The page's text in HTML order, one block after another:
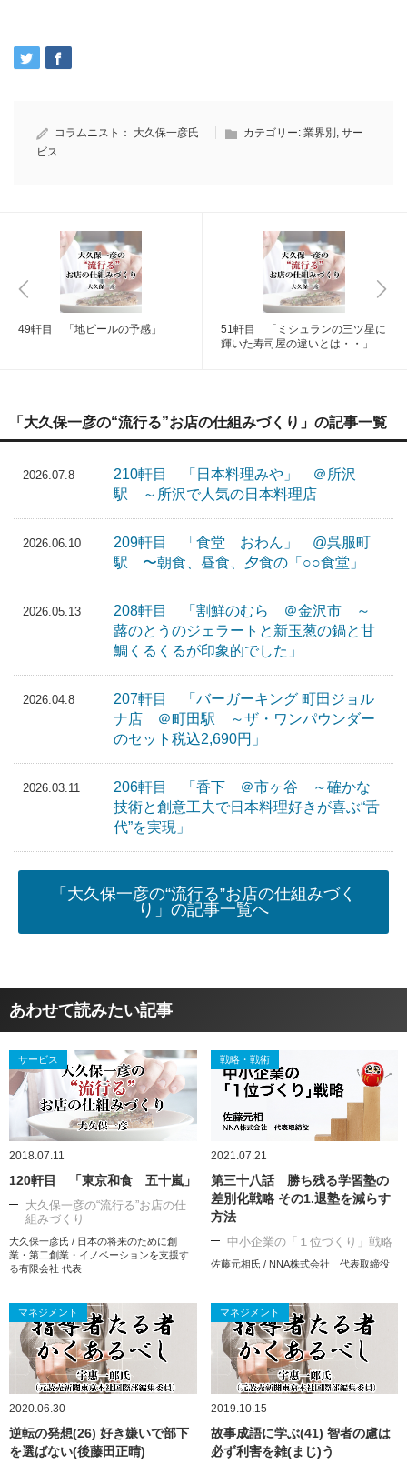
コラムニスト： 大久保一彦氏 カテゴリー: 業界別 , サー
ビス
49軒目 「地ビールの予感」
51軒目 「ミシュランの三ツ星に
輝いた寿司屋の違いとは・・」
「大久保一彦の“流行る”お店の仕組みづくり」の記事一覧
2026.07.8
210軒目 「日本料理みや」 ＠所沢
駅 ～所沢で人気の日本料理店
2026.06.10
209軒目 「食堂 おわん」 @呉服町
駅 〜朝食、昼食、夕食の「○○食堂」
2026.05.13
208軒目 「割鮮のむら ＠金沢市 ～
蕗のとうのジェラートと新玉葱の鍋と甘
鯛くるくるが印象的でした」
2026.04.8
207軒目 「バーガーキング 町田ジョル
ナ店 ＠町田駅 ～ザ・ワンパウンダー
のセット税込2,690円」
2026.03.11
206軒目 「香下 ＠市ヶ谷 ～確かな
技術と創意工夫で日本料理好きが喜ぶ“舌
代”を実現」
「大久保一彦の“流行る”お店の仕組みづく
り」の記事一覧へ
あわせて読みたい記事
サービス
2018.07.11
120軒目 「東京和食 五十嵐」
大久保一彦の“流行る”お店の仕
組みづくり
大久保一彦氏 / 日本の将来のために創
業・第二創業・イノベーションを支援す
る有限会社 代表
戦略・戦術
2021.07.21
第三十八話 勝ち残る学習塾の
差別化戦略 その1.退塾を減らす
方法
中小企業の「１位づくり」戦略
佐藤元相氏 / NNA株式会社 代表取締役
マネジメント
2020.06.30
逆転の発想(26) 好き嫌いで部下
を選ばない(後藤田正晴)
マネジメント
2019.10.15
故事成語に学ぶ(41) 智者の慮は
必ず利害を雑(まじ)う